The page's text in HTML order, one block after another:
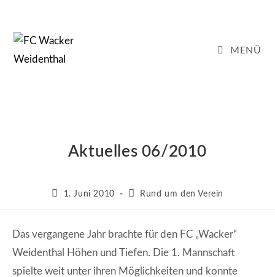
springen
MENÜ
Aktuelles 06/2010
Beitrag
1. Juni 2010
Beitrags-
Rund um den Verein
Das vergangene Jahr brachte für den FC „Wacker“
Weidenthal Höhen und Tiefen. Die 1. Mannschaft
spielte weit unter ihren Möglichkeiten und konnte